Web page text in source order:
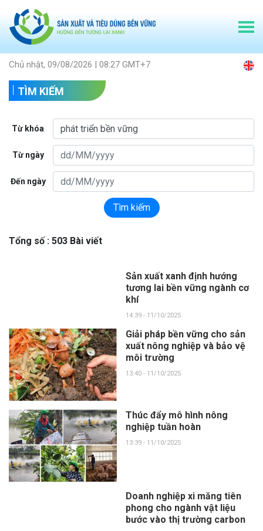
Chủ nhật, 09/08/2026 | 08:27 GMT+7
TÌM KIẾM
Từ khóa
Từ ngày
Đến ngày
Tìm kiếm
Tổng số : 503 Bài viết
Sản xuất xanh định hướng
tương lai bền vững ngành cơ
khí
14:39 - 11/10/2025
Giải pháp bền vững cho sản
xuất nông nghiệp và bảo vệ
môi trường
13:40 - 11/10/2025
Thúc đẩy mô hình nông
nghiệp tuần hoàn
13:39 - 11/10/2025
Doanh nghiệp xi măng tiên
phong cho ngành vật liệu
bước vào thị trường carbon